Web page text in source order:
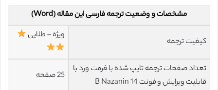
مشخصات و وضعیت ترجمه فارسی این مقاله (Word)
کیفیت ترجمه
ویژه – طلایی
تعداد صفحات ترجمه تایپ شده با فرمت ورد با
قابلیت ویرایش و فونت 14 B Nazanin
25 صفحه